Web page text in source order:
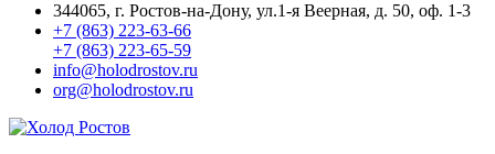
344065, г. Ростов-на-Дону, ул.1-я Веерная, д. 50, оф. 1-3
+7 (863) 223-63-66
+7 (863) 223-65-59
info@holodrostov.ru
org@holodrostov.ru